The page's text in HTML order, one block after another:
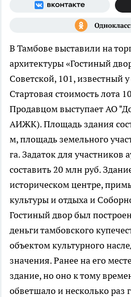
В Тамбове выставили на
архитектуры «Гостиный
Советской, 101, известный
Стартовая стоимость лота
Продавцом выступает АО
АИЖК). Площадь здания
м, площадь земельного
га. Задаток для участников
составить 20 млн руб.
историческом центре,
культуры и отдыха и
Гостиный двор был
деньги тамбовского
объектом культурного
значения. Ранее на его
здание, но оно к тому
обветшало и несколько раз